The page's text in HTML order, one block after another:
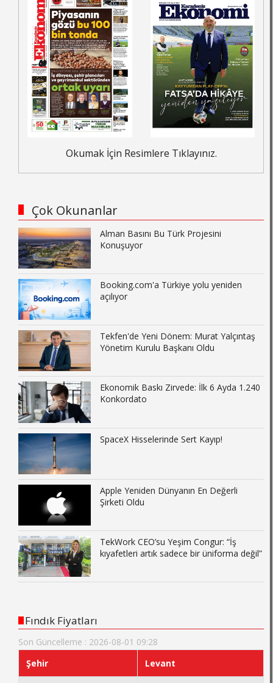
Okumak İçin Resimlere Tıklayınız.
Çok Okunanlar
Alman Basını Bu Türk Projesini
Konuşuyor
Booking.com'a Türkiye yolu yeniden
açılıyor
Tekfen'de Yeni Dönem: Murat Yalçıntaş
Yönetim Kurulu Başkanı Oldu
Ekonomik Baskı Zirvede: İlk 6 Ayda 1.240
Konkordato
SpaceX Hisselerinde Sert Kayıp!
Apple Yeniden Dünyanın En Değerli
Şirketi Oldu
TekWork CEO’su Yeşim Congur: “İş
kıyafetleri artık sadece bir üniforma değil”
Fındık Fiyatları
Son Güncelleme : 2026-08-01 09:28
Şehir
Levant